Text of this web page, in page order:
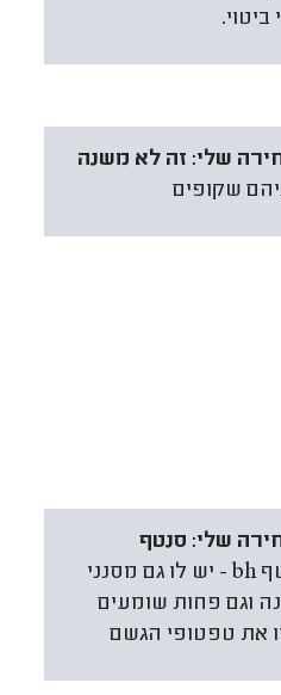
ביטוי.
שלי: זה לא משנה
שקופים
שלי: סנטף
סנטף bh - יש לו גם מסנני
וגם פחות שומעים
את טפטופי הגשם